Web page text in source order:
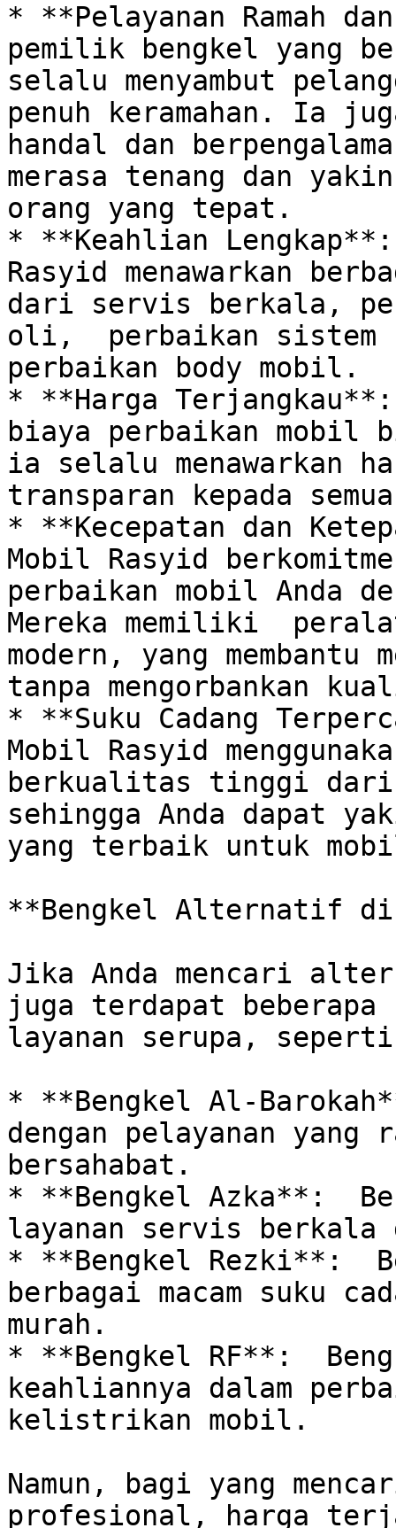
* **Pelayanan Ramah
pemilik bengkel yang
selalu menyambut
penuh keramahan. Ia
handal dan
merasa tenang dan
orang yang tepat.
* **Keahlian
Rasyid menawarkan
dari servis berkala,
oli,  perbaikan
perbaikan body mobil.
* **Harga Terjangkau**:
biaya perbaikan mobil
ia selalu menawarkan
transparan kepada
* **Kecepatan dan
Mobil Rasyid
perbaikan mobil Anda
Mereka memiliki
modern, yang membantu
tanpa mengorbankan
* **Suku Cadang
Mobil Rasyid
berkualitas tinggi
sehingga Anda dapat
yang terbaik untuk
**Bengkel Alternatif di
Jika Anda mencari
juga terdapat beberapa
layanan serupa,
* **Bengkel Al-
dengan pelayanan yang
bersahabat.
* **Bengkel Azka**:
layanan servis berkala
* **Bengkel Rezki**:
berbagai macam suku
murah.
* **Bengkel RF**:
keahliannya dalam
kelistrikan mobil.
Namun, bagi yang
profesional, harga